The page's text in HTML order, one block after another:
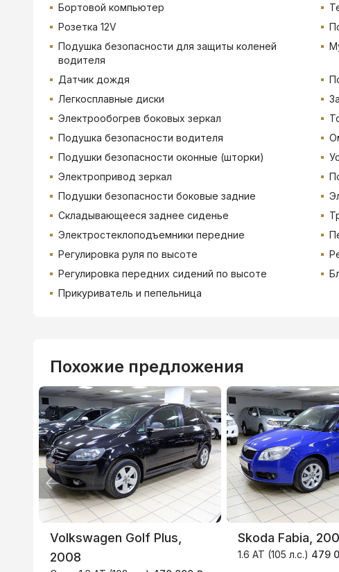
Бортовой компьютер
Розетка 12V
Подушка безопасности для защиты коленей
водителя
Датчик дождя
Легкосплавные диски
Электрообогрев боковых зеркал
Подушка безопасности водителя
Подушки безопасности оконные (шторки)
Электропривод зеркал
Подушки безопасности боковые задние
Складывающееся заднее сиденье
Электростеклоподъемники передние
Регулировка руля по высоте
Регулировка передних сидений по высоте
Прикуриватель и пепельница
Похожие предложения
Volkswagen Golf Plus,
2008
Skoda Fabia,
1.6 AT (105 л.с.) 479
ВТБ
3.9%